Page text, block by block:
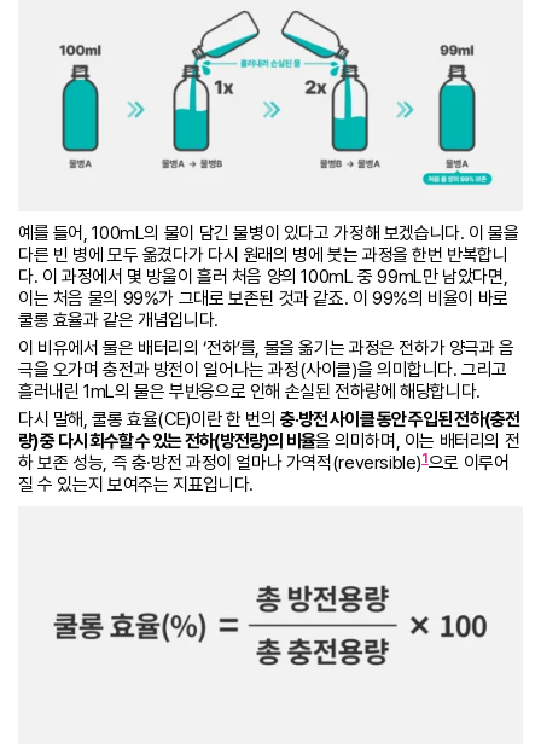
예를 들어, 100mL의 물이 담긴 물병이 있다고 가정해 보겠습니다. 이 물을
다른 빈 병에 모두 옮겼다가 다시 원래의 병에 붓는 과정을 한번 반복합니
다. 이 과정에서 몇 방울이 흘러 처음 양의 100mL 중 99mL만 남았다면,
이는 처음 물의 99%가 그대로 보존된 것과 같죠. 이 99%의 비율이 바로
쿨롱 효율과 같은 개념입니다.
이 비유에서 물은 배터리의 ‘전하’를, 물을 옮기는 과정은 전하가 양극과 음
극을 오가며 충전과 방전이 일어나는 과정(사이클)을 의미합니다. 그리고
흘러내린 1mL의 물은 부반응으로 인해 손실된 전하량에 해당합니다.
다시 말해, 쿨롱 효율(CE)이란 한 번의 충·방전 사이클 동안 주입된 전하(충전
량) 중 다시 회수할 수 있는 전하(방전량)의 비율을 의미하며, 이는 배터리의 전
하 보존 성능, 즉 충·방전 과정이 얼마나 가역적(reversible)1으로 이루어
질 수 있는지 보여주는 지표입니다.